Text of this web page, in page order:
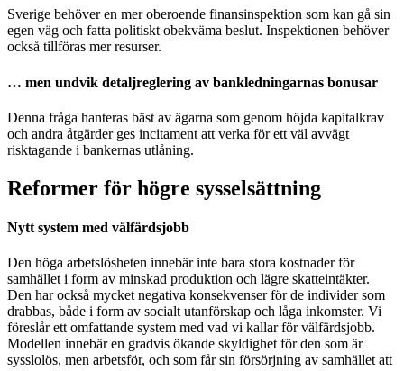
Sverige behöver en mer oberoende finansinspektion som kan gå sin
egen väg och fatta politiskt obekväma beslut. Inspektionen behöver
också tillföras mer resurser.
… men undvik detaljreglering av bankledningarnas bonusar
Denna fråga hanteras bäst av ägarna som genom höjda kapitalkrav
och andra åtgärder ges incitament att verka för ett väl avvägt
risktagande i bankernas utlåning.
Reformer för högre sysselsättning
Nytt system med välfärdsjobb
Den höga arbetslösheten innebär inte bara stora kostnader för
samhället i form av minskad produktion och lägre skatteintäkter.
Den har också mycket negativa konsekvenser för de individer som
drabbas, både i form av socialt utanförskap och låga inkomster. Vi
föreslår ett omfattande system med vad vi kallar för välfärdsjobb.
Modellen innebär en gradvis ökande skyldighet för den som är
sysslolös, men arbetsför, och som får sin försörjning av samhället att